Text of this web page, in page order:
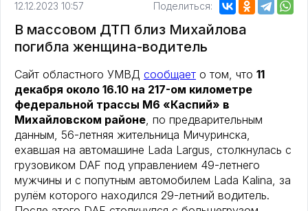
12.12.2023 10:57 Поделиться:
В массовом ДТП близ Михайлова
погибла женщина-водитель
Сайт областного УМВД сообщает о том, что 11
декабря около 16.10 на 217-ом километре
федеральной трассы М6 «Каспий» в
Михайловском районе, по предварительным
данным, 56-летняя жительница Мичуринска,
ехавшая на автомашине Lada Largus, столкнулась с
грузовиком DAF под управлением 49-летнего
мужчины и с попутным автомобилем Lada Kalina, за
рулём которого находился 29-летний водитель.